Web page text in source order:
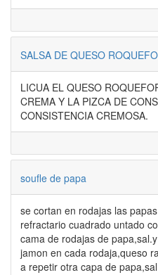
SALSA DE QUESO
LICUA EL QUESO
CREMA Y LA PIZCA DE
CONSISTENCIA CREMOSA.
soufle de papa
se cortan en rodajas las
refractario cuadrado untado
cama de rodajas de
jamon en cada rodaja,queso
a repetir otra capa de